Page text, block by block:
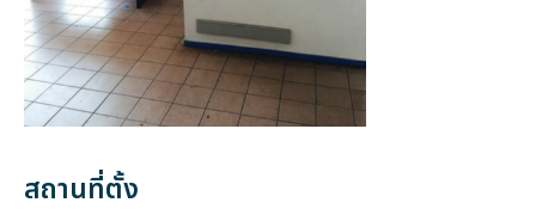
สถานที่ตั้ง